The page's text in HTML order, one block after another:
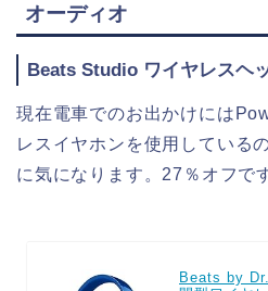
オーディオ
Beats Studio ワイヤレスヘ
現在電車でのお出かけには
レスイヤホンを使用している
に気になります。27％オフで
Beats by